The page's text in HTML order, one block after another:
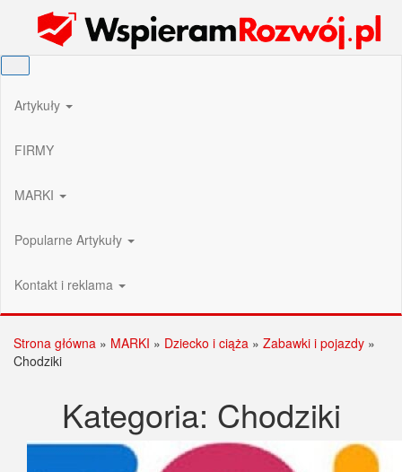
Wspieram Rozwój PL
Artykuły
FIRMY
MARKI
Popularne Artykuły
Kontakt i reklama
Strona główna » MARKI » Dziecko i ciąża » Zabawki i pojazdy »
Chodziki
Kategoria: Chodziki